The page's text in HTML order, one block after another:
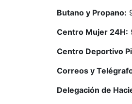
Butano y Propano:
Centro Mujer 24H:
Centro Deportivo
Correos y
Delegación de